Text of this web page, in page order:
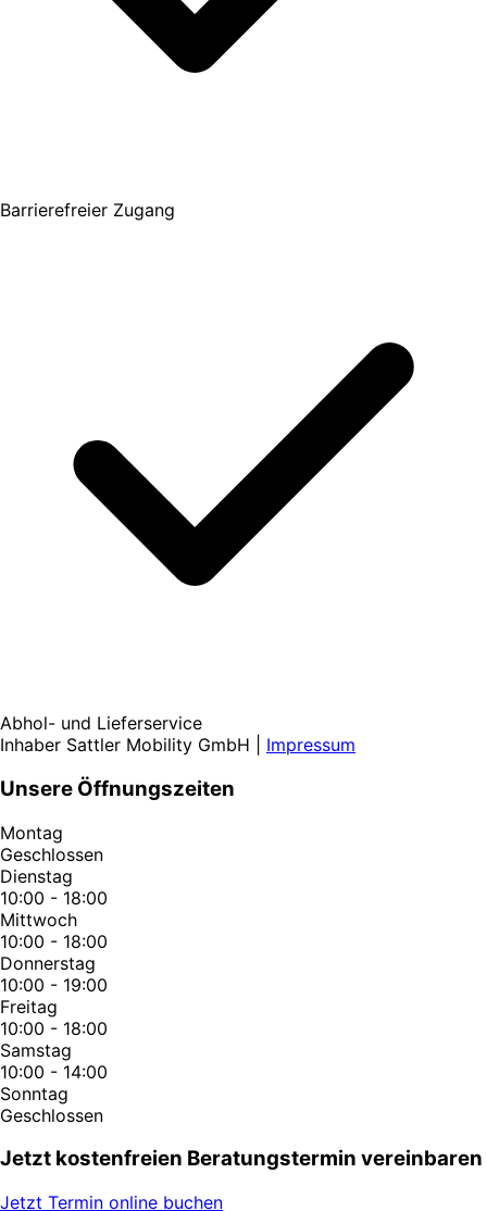
Barrierefreier Zugang
Abhol- und Lieferservice
Inhaber Sattler Mobility GmbH | Impressum
Unsere Öffnungszeiten
Montag
Geschlossen
Dienstag
10:00 - 18:00
Mittwoch
10:00 - 18:00
Donnerstag
10:00 - 19:00
Freitag
10:00 - 18:00
Samstag
10:00 - 14:00
Sonntag
Geschlossen
Jetzt kostenfreien Beratungstermin vereinbaren
Jetzt Termin online buchen